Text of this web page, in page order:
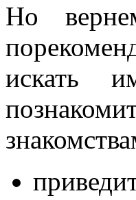
Но
искать